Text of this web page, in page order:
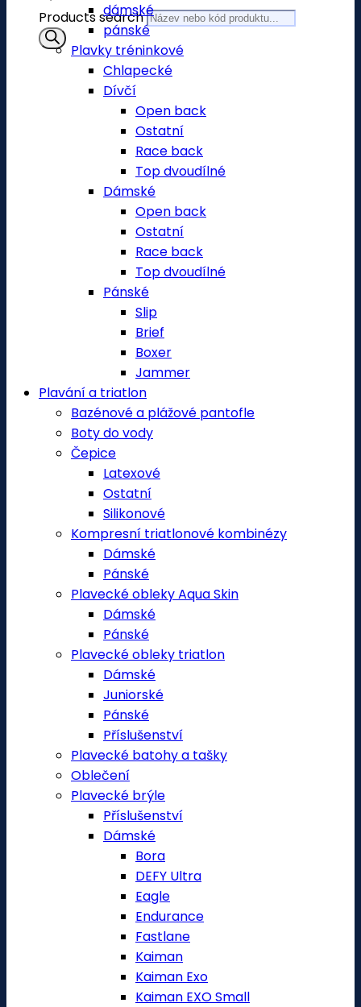
Products search
dámské
pánské
Plavky tréninkové
Chlapecké
Dívčí
Open back
Ostatní
Race back
Top dvoudílné
Dámské
Open back
Ostatní
Race back
Top dvoudílné
Pánské
Slip
Brief
Boxer
Jammer
Plavání a triatlon
Bazénové a plážové pantofle
Boty do vody
Čepice
Latexové
Ostatní
Silikonové
Kompresní triatlonové kombinézy
Dámské
Pánské
Plavecké obleky Aqua Skin
Dámské
Pánské
Plavecké obleky triatlon
Dámské
Juniorské
Pánské
Příslušenství
Plavecké batohy a tašky
Oblečení
Plavecké brýle
Příslušenství
Dámské
Bora
DEFY Ultra
Eagle
Endurance
Fastlane
Kaiman
Kaiman Exo
Kaiman EXO Small